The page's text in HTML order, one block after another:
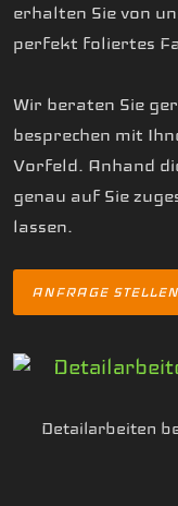
erhalten Sie von
perfekt foliertes
Wir beraten Sie
besprechen mit
Vorfeld. Anhand
genau auf Sie
lassen.
ANFRAGE STELLEN
Detailarbeiten